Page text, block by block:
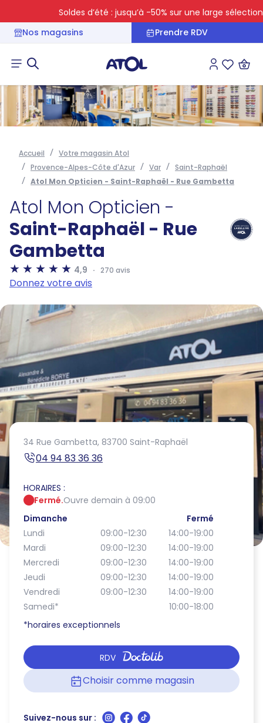
Soldes d’été : jusqu’à -50% sur une large sélection
Nos magasins
Prendre RDV
Connexion
Accueil
Votre magasin Atol
Provence-Alpes-Côte d'Azur
Var
Saint-Raphaël
Atol Mon Opticien - Saint-Raphaël - Rue Gambetta
Atol Mon Opticien -
Saint-Raphaël - Rue
Gambetta
4,9 270 avis
Donnez votre avis
34 Rue Gambetta, 83700 Saint-Raphaël
04 94 83 36 36
HORAIRES :
Fermé.Ouvre demain à 09:00
Dimanche
Fermé
Lundi
09:00-12:30
14:00-19:00
Mardi
09:00-12:30
14:00-19:00
Mercredi
09:00-12:30
14:00-19:00
Jeudi
09:00-12:30
14:00-19:00
Vendredi
09:00-12:30
14:00-19:00
Samedi*
10:00-18:00
*horaires exceptionnels
RDV
Choisir comme magasin
Suivez-nous sur :